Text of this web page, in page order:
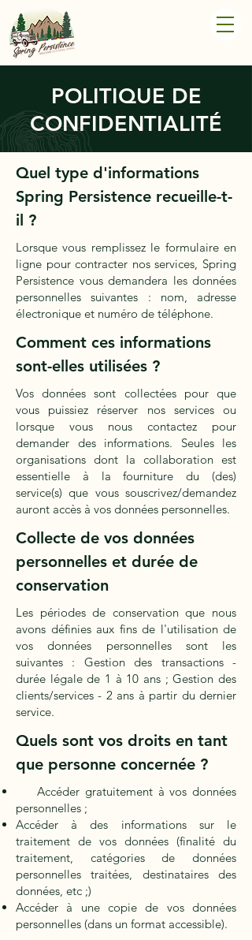
POLITIQUE DE
CONFIDENTIALITÉ
Quel type d'informations
Spring Persistence recueille-t-
il ?
Lorsque vous remplissez le formulaire en
ligne pour contracter nos services, Spring
Persistence vous demandera les données
personnelles suivantes : nom, adresse
électronique et numéro de téléphone.
Comment ces informations
sont-elles utilisées ?
Vos données sont collectées pour que
vous puissiez réserver nos services ou
lorsque vous nous contactez pour
demander des informations. Seules les
organisations dont la collaboration est
essentielle à la fourniture du (des)
service(s) que vous souscrivez/demandez
auront accès à vos données personnelles.
Collecte de vos données
personnelles et durée de
conservation
Les périodes de conservation que nous
avons définies aux fins de l'utilisation de
vos données personnelles sont les
suivantes : Gestion des transactions -
durée légale de 1 à 10 ans ; Gestion des
clients/services - 2 ans à partir du dernier
service.
Quels sont vos droits en tant
que personne concernée ?
Accéder gratuitement à vos données
personnelles ;
Accéder à des informations sur le
traitement de vos données (finalité du
traitement, catégories de données
personnelles traitées, destinataires des
données, etc ;)
Accéder à une copie de vos données
personnelles (dans un format accessible).